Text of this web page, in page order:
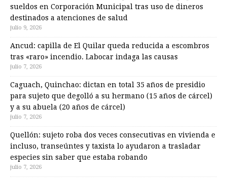
sueldos en Corporación Municipal tras uso de dineros
destinados a atenciones de salud
julio 9, 2026
Ancud: capilla de El Quilar queda reducida a escombros
tras «raro» incendio. Labocar indaga las causas
julio 7, 2026
Caguach, Quinchao: dictan en total 35 años de presidio
para sujeto que degolló a su hermano (15 años de cárcel)
y a su abuela (20 años de cárcel)
julio 7, 2026
Quellón: sujeto roba dos veces consecutivas en vivienda e
incluso, transeúntes y taxista lo ayudaron a trasladar
especies sin saber que estaba robando
julio 7, 2026